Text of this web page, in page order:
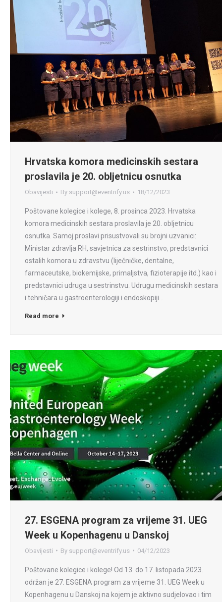
Hrvatska komora medicinskih sestara
proslavila je 20. obljetnicu osnutka
Obavijesti By support@eventrify.us 18/12/2023
Poštovane kolegice i kolege, 8. prosinca 2023. Hrvatska
komora medicinskih sestara proslavila je 20. obljetnicu
osnutka. Samoj proslavi prisustvovali su brojni uzvanici:
Ministar zdravlja RH, savjetnica za sestrinstvo, predstavnici
ostalih komora u zdravstvu (liječničke, dentalne,
farmaceutske, biokemijske, primaljstva, fizioterapije itd.) kao i
predstavnici udruga u sestrinstvu. Udrugu medicinskih sestara
i tehničara u gastroenterologiji i endoskopiji…
Read more
27. ESGENA program za vrijeme 31. UEG
Week u Kopenhagenu u Danskoj
Obavijesti By support@eventrify.us 04/12/2023
Poštovane kolegice i kolege! Od 13. do 17. listopada 2023.
održan je 27. ESGENA program za vrijeme 31. UEG Week u
Kopenhagenu u Danskoj na kojem je aktivno sudjelovao i tim